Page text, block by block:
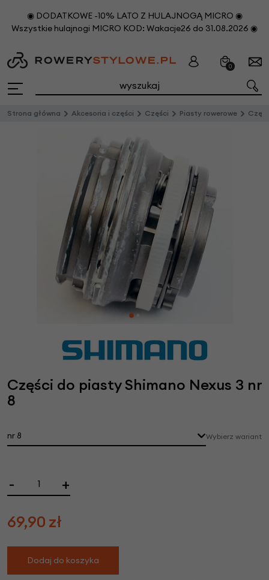
◉ DODATKOWE -10% LATO Z HULAJNOGĄ MICRO ◉
Wszystkie hulajnogi MICRO KOD: Wakacje26 do 31.08.2026 ◉
0
Strona główna Akcesoria i części Części Piasty rowerowe
Części do piasty Shimano Nexus 3 nr
8
nr 8 Wybierz wariant
- +
69,90 zł
Dodaj do koszyka